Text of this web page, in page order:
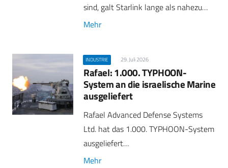
sind, galt Starlink lange als nahezu…
Mehr
INDUSTRIE 29. Juli 2026
Rafael: 1.000. TYPHOON-
System an die israelische Marine
ausgeliefert
Rafael Advanced Defense Systems
Ltd. hat das 1.000. TYPHOON-System
ausgeliefert…
Mehr